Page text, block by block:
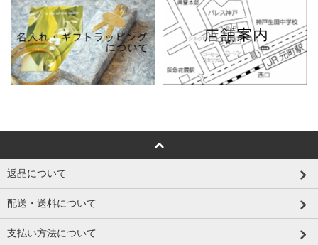
返品について
配送・送料について
支払い方法について